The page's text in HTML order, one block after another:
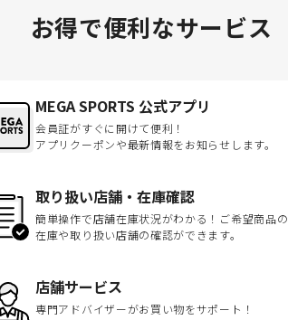
お得で便利なサービス
MEGA SPORTS 公式アプリ
会員証がすぐに開けて便利！
アプリクーポンや最新情報をお知らせします。
取り扱い店舗・在庫確認
簡単操作で店舗在庫状況がわかる！ご希望商品の
在庫や取り扱い店舗の確認ができます。
店舗サービス
専門アドバイザーがお買い物をサポート！